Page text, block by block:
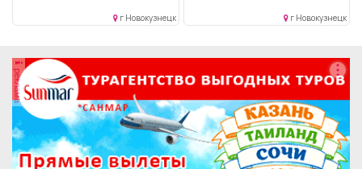
г Новокузнецк г Новокузнецк
реклама